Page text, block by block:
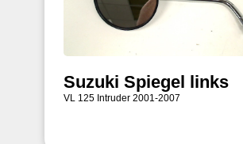
Suzuki Spiegel links
VL 125 Intruder 2001-2007